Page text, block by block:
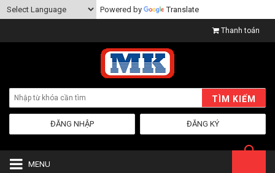
Powered by Translate
Thanh toán
TÌM KIẾM
ĐĂNG KÝ
ĐĂNG NHẬP
MENU